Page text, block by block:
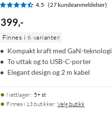
4.5 (27 kundeanmeldelser)
399,-
Finnes i 6 varianter
Kompakt kraft med GaN-teknologi
To uttak og to USB-C-porter
Elegant design og 2 m kabel
Nettlager: 5+ st
Finnes i 13 butikker. Velg butikk